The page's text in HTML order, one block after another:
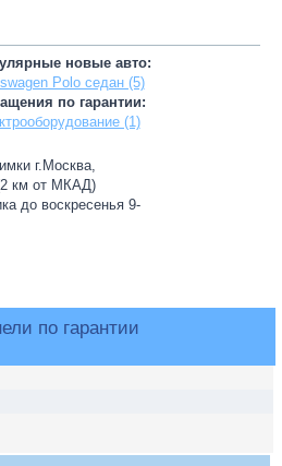
новые авто:
Polo седан (5)
по гарантии:
(1)
г.Москва,
км от МКАД)
до воскресенья 9-
по гарантии